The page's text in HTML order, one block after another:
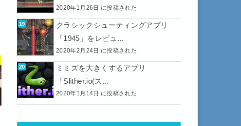
2020年1月26日 に投稿された
クラシックシューティングアプリ
「1945」をレビュ...
2020年2月24日 に投稿された
ミミズを大きくするアプリ
「Slither.io(ス...
2020年1月14日 に投稿された